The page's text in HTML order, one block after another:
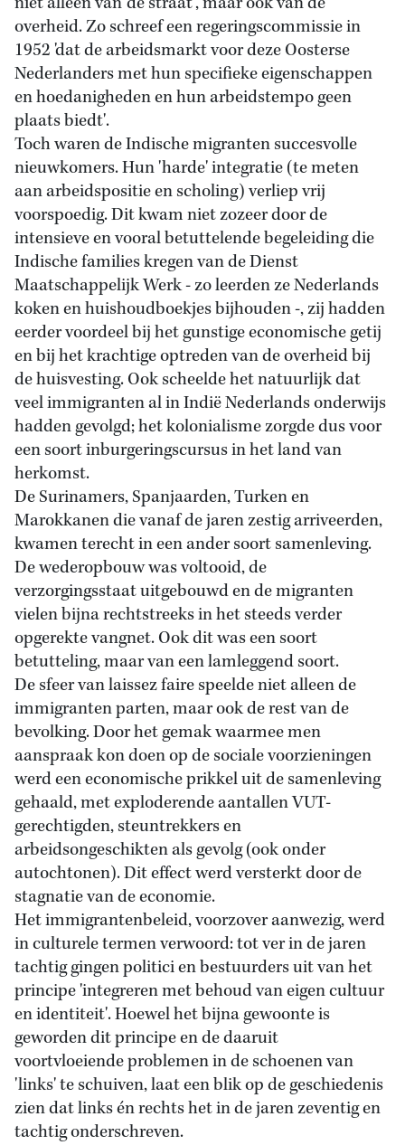
overheid. Zo schreef een regeringscommissie in
1952 'dat de arbeidsmarkt voor deze Oosterse
Nederlanders met hun specifieke eigenschappen
en hoedanigheden en hun arbeidstempo geen
plaats biedt'.
Toch waren de Indische migranten succesvolle
nieuwkomers. Hun 'harde' integratie (te meten
aan arbeidspositie en scholing) verliep vrij
voorspoedig. Dit kwam niet zozeer door de
intensieve en vooral betuttelende begeleiding die
Indische families kregen van de Dienst
Maatschappelijk Werk - zo leerden ze Nederlands
koken en huishoudboekjes bijhouden -, zij hadden
eerder voordeel bij het gunstige economische getij
en bij het krachtige optreden van de overheid bij
de huisvesting. Ook scheelde het natuurlijk dat
veel immigranten al in Indië Nederlands onderwijs
hadden gevolgd; het kolonialisme zorgde dus voor
een soort inburgeringscursus in het land van
herkomst.
De Surinamers, Spanjaarden, Turken en
Marokkanen die vanaf de jaren zestig arriveerden,
kwamen terecht in een ander soort samenleving.
De wederopbouw was voltooid, de
verzorgingsstaat uitgebouwd en de migranten
vielen bijna rechtstreeks in het steeds verder
opgerekte vangnet. Ook dit was een soort
betutteling, maar van een lamleggend soort.
De sfeer van laissez faire speelde niet alleen de
immigranten parten, maar ook de rest van de
bevolking. Door het gemak waarmee men
aanspraak kon doen op de sociale voorzieningen
werd een economische prikkel uit de samenleving
gehaald, met exploderende aantallen VUT-
gerechtigden, steuntrekkers en
arbeidsongeschikten als gevolg (ook onder
autochtonen). Dit effect werd versterkt door de
stagnatie van de economie.
Het immigrantenbeleid, voorzover aanwezig, werd
in culturele termen verwoord: tot ver in de jaren
tachtig gingen politici en bestuurders uit van het
principe 'integreren met behoud van eigen cultuur
en identiteit'. Hoewel het bijna gewoonte is
geworden dit principe en de daaruit
voortvloeiende problemen in de schoenen van
'links' te schuiven, laat een blik op de geschiedenis
zien dat links én rechts het in de jaren zeventig en
tachtig onderschreven.